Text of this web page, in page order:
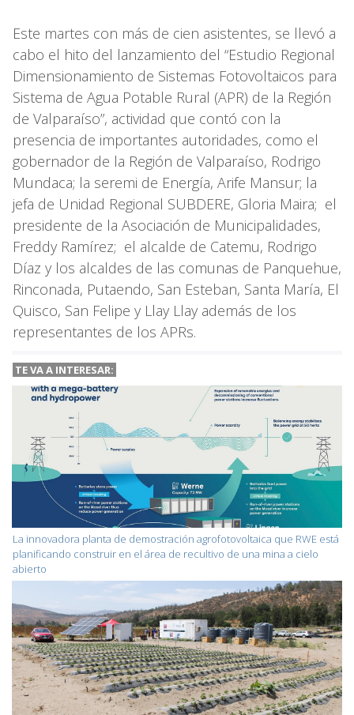
Este martes con más de cien asistentes, se llevó a
cabo el hito del lanzamiento del “Estudio Regional
Dimensionamiento de Sistemas Fotovoltaicos para
Sistema de Agua Potable Rural (APR) de la Región
de Valparaíso”, actividad que contó con la
presencia de importantes autoridades, como el
gobernador de la Región de Valparaíso, Rodrigo
Mundaca; la seremi de Energía, Arife Mansur; la
jefa de Unidad Regional SUBDERE, Gloria Maira; el
presidente de la Asociación de Municipalidades,
Freddy Ramírez; el alcalde de Catemu, Rodrigo
Díaz y los alcaldes de las comunas de Panquehue,
Rinconada, Putaendo, San Esteban, Santa María, El
Quisco, San Felipe y Llay Llay además de los
representantes de los APRs.
TE VA A INTERESAR:
La innovadora planta de demostración agrofotovoltaica que RWE está
planificando construir en el área de recultivo de una mina a cielo
abierto